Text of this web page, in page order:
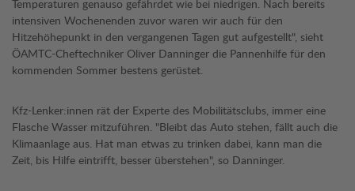
Temperaturen genauso gefährdet wie bei niedrigen. Nach bereits
intensiven Wochenenden zuvor waren wir auch für den
Hitzehöhepunkt in den vergangenen Tagen gut aufgestellt", sieht
ÖAMTC-Cheftechniker Oliver Danninger die Pannenhilfe für den
kommenden Sommer bestens gerüstet.
Kfz-Lenker:innen rät der Experte des Mobilitätsclubs, immer eine
Flasche Wasser mitzuführen. "Bleibt das Auto stehen, fällt auch die
Klimaanlage aus. Hat man etwas zu trinken dabei, kann man die
Zeit, bis Hilfe eintrifft, besser überstehen", so Danninger.